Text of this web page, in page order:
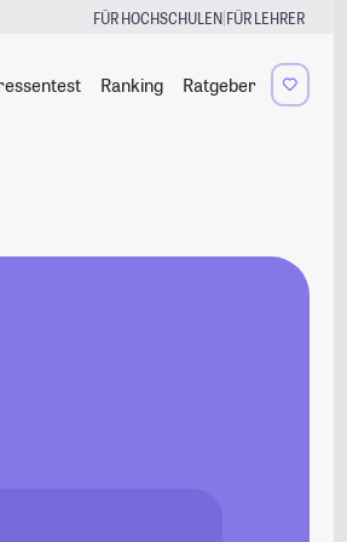
FÜR HOCHSCHULEN|FÜR LEHRER
Ranking Ratgeber